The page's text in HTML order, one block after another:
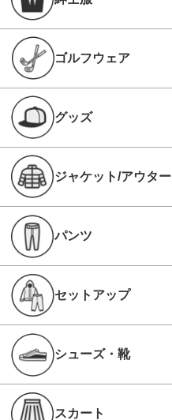
ゴルフウェア
グッズ
ジャケット/アウター
パンツ
セットアップ
シューズ・靴
スカート